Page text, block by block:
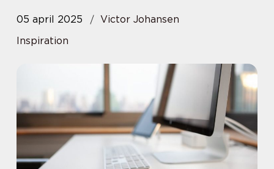
05 april 2025
Victor Johansen
Inspiration